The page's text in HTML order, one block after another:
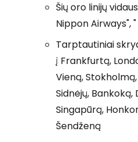
Šių oro linijų
Nippon Airways",
Tarptautiniai
į Frankfurtą,
Vieną,
Sidnėjų, Bankoką,
Singapūrą,
Šendženą